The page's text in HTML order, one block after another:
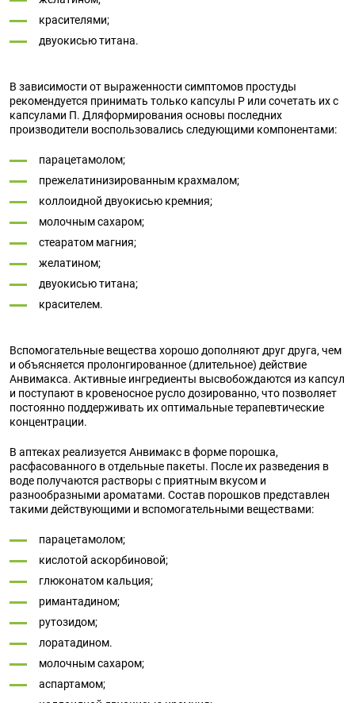
красителями;
двуокисью титана.
В зависимости от выраженности симптомов простуды
рекомендуется принимать только капсулы Р или сочетать их с
капсулами П. Дляформирования основы последних
производители воспользовались следующими компонентами:
парацетамолом;
прежелатинизированным крахмалом;
коллоидной двуокисью кремния;
молочным сахаром;
стеаратом магния;
желатином;
двуокисью титана;
красителем.
Вспомогательные вещества хорошо дополняют друг друга, чем
и объясняется пролонгированное (длительное) действие
Анвимакса. Активные ингредиенты высвобождаются из капсул
и поступают в кровеносное русло дозированно, что позволяет
постоянно поддерживать их оптимальные терапевтические
концентрации.
В аптеках реализуется Анвимакс в форме порошка,
расфасованного в отдельные пакеты. После их разведения в
воде получаются растворы с приятным вкусом и
разнообразными ароматами. Состав порошков представлен
такими действующими и вспомогательными веществами:
парацетамолом;
кислотой аскорбиновой;
глюконатом кальция;
римантадином;
рутозидом;
лоратадином.
молочным сахаром;
аспартамом;